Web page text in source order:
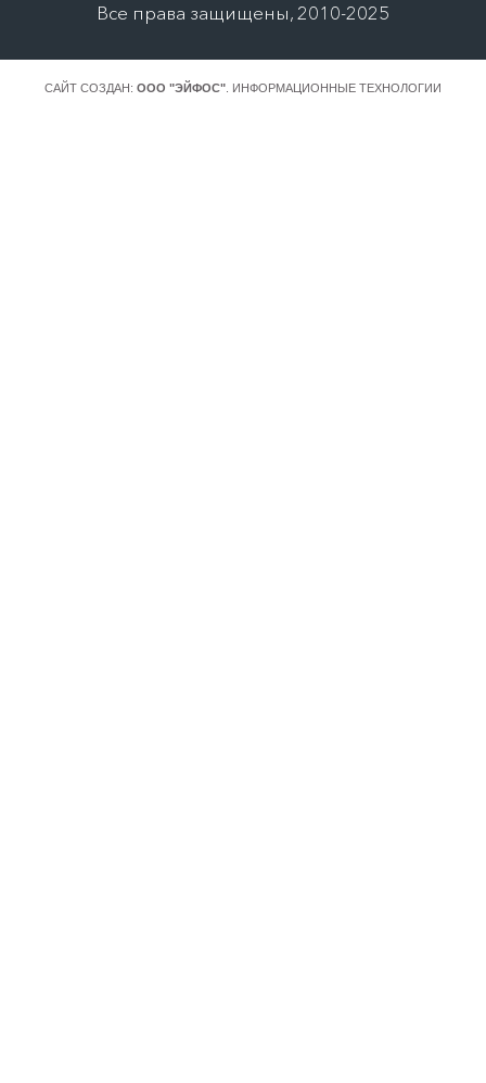
Все права защищены, 2010-2025
САЙТ СОЗДАН: ООО "ЭЙФОС" . ИНФОРМАЦИОННЫЕ ТЕХНОЛОГИИ